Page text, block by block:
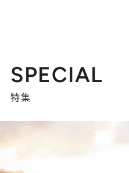
SPECIAL
特集